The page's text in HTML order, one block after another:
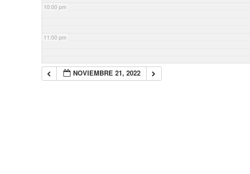
10:00 pm
11:00 pm
NOVIEMBRE 21, 2022